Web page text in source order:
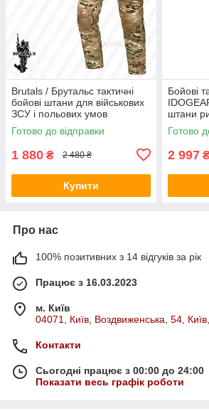
Brutals / Брутальс тактичні
бойові штани для військових
ЗСУ і польових умов
мультикам Rip-stop з
наколінниками
Готово до відправки
1 880 ₴ 2 480 ₴
Купити
Бойові
штани
Готово
2 997
Про нас
100% позитивних з 14 відгуків за рік
Працює з 16.03.2023
м. Київ
04071, Київ, Воздвиженська, 54,
Контакти
Сьогодні працює з 00:00 до 24:00
Показати весь графік роботи